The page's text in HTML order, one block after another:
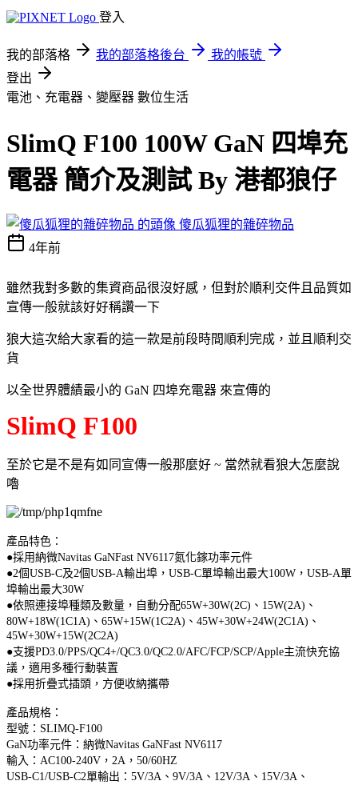
登入
我的部落格 我的部落格後台
我的帳號
登出
電池、充電器、變壓器 數位生活
SlimQ F100 100W GaN 四埠充
電器 簡介及測試 By 港都狼仔
傻瓜狐狸的雜碎物品
4年前
雖然我對多數的集資商品很沒好感，但對於順利交件且品質如
宣傳一般就該好好稱讚一下
狼大這次給大家看的這一款是前段時間順利完成，並且順利交
貨
以全世界體績最小的 GaN 四埠充電器 來宣傳的
SlimQ F100
至於它是不是有如同宣傳一般那麼好 ~ 當然就看狼大怎麼說
嚕
產品特色：
●採用納微Navitas GaNFast NV6117氮化鎵功率元件
●2個USB-C及2個USB-A輸出埠，USB-C單埠輸出最大100W，USB-A單
埠輸出最大30W
●依照連接埠種類及數量，自動分配65W+30W(2C)、15W(2A)、
80W+18W(1C1A)、65W+15W(1C2A)、45W+30W+24W(2C1A)、
45W+30W+15W(2C2A)
●支援PD3.0/PPS/QC4+/QC3.0/QC2.0/AFC/FCP/SCP/Apple主流快充協
議，適用多種行動裝置
●採用折疊式插頭，方便收納攜帶
產品規格：
型號：SLIMQ-F100
GaN功率元件：納微Navitas GaNFast NV6117
輸入：AC100-240V，2A，50/60HZ
USB-C1/USB-C2單輸出：5V/3A、9V/3A、12V/3A、15V/3A、